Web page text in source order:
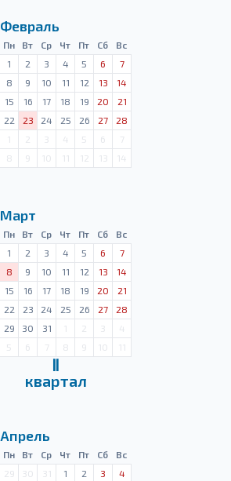
Февраль
Пн Вт Ср Чт Пт Сб
Вс
1 2 3 4 5 6
7
8 9 10 11 12 13
14
15 16 17 18 19 20
21
22 23 24 25 26 27
28
1 2 3 4 5 6
7
8 9 10 11 12 13 14
Март
Пн Вт Ср Чт Пт Сб
Вс
1 2 3 4 5 6
7
8 9 10 11 12 13
14
15 16 17 18 19 20
21
22 23 24 25 26 27
28
29 30 31 1 2 3
4
5 6 7 8 9 10 11
Ⅱ
квартал
Апрель
Пн Вт Ср Чт Пт Сб
Вс
29 30 31 1 2 3
4